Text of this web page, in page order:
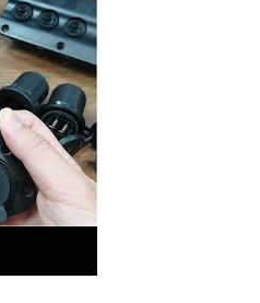
para Painel de Interruptor